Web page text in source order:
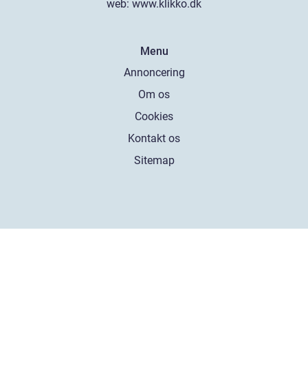
web: www.klikko.dk
Menu
Annoncering
Om os
Cookies
Kontakt os
Sitemap